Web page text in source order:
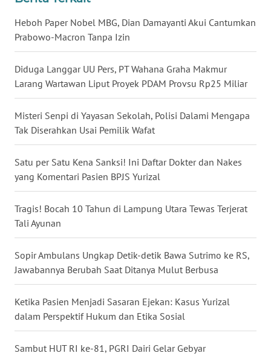
Heboh Paper Nobel MBG, Dian Damayanti Akui Cantumkan
Prabowo-Macron Tanpa Izin
Diduga Langgar UU Pers, PT Wahana Graha Makmur
Larang Wartawan Liput Proyek PDAM Provsu Rp25 Miliar
Misteri Senpi di Yayasan Sekolah, Polisi Dalami Mengapa
Tak Diserahkan Usai Pemilik Wafat
Satu per Satu Kena Sanksi! Ini Daftar Dokter dan Nakes
yang Komentari Pasien BPJS Yurizal
Tragis! Bocah 10 Tahun di Lampung Utara Tewas Terjerat
Tali Ayunan
Sopir Ambulans Ungkap Detik-detik Bawa Sutrimo ke RS,
Jawabannya Berubah Saat Ditanya Mulut Berbusa
Ketika Pasien Menjadi Sasaran Ejekan: Kasus Yurizal
dalam Perspektif Hukum dan Etika Sosial
Sambut HUT RI ke-81, PGRI Dairi Gelar Gebyar
JABAR
WN
BANTEN
WN
WN
WN
BARAT
WN
RIAU
WN
SERAMBI